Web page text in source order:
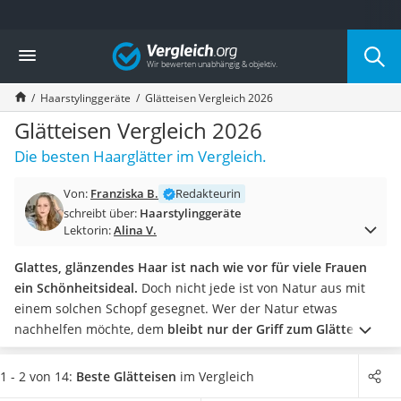
Die beliebtesten Vergleiche nach Kategorie
Drogerie
Inhalator
Haarschneider
Rollator
Braun Rasierer
Katzenklappe (Chip)
Masturbator
Massagepistole
Reisehaartrockner
Eiweißpulver
Magnesiumpräparat
Katzenklappe
Nackenmassagegerät
Zeckenschutz Katze
Vergleich
Haarstylinggeräte Glätteisen Vergleich 2026
Glätteisen Vergleich 2026
Die besten Haarglätter im Vergleich.
Von: Franziska B.
Redakteurin
schreibt über: Haarstylinggeräte
Lektorin:Alina V.
Glattes, glänzendes Haar ist nach wie vor für viele Frauen
ein Schönheitsideal. Doch nicht jede ist von Natur aus mit
einem solchen Schopf gesegnet. Wer der Natur etwas
nachhelfen möchte, dem bleibt nur der Griff zum Glätteisen
Mit ihm zähmen Sie auch die wildeste Naturkrause. Doch
auch, wenn Sie Ihre glatten Haare in eine
lockige Wallmähne
1 - 2 von 14: Beste Glätteisen im Vergleich